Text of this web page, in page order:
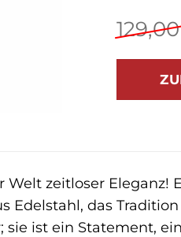
zeitloser Eleganz!
Edelstahl, das
sie ist ein Statement,